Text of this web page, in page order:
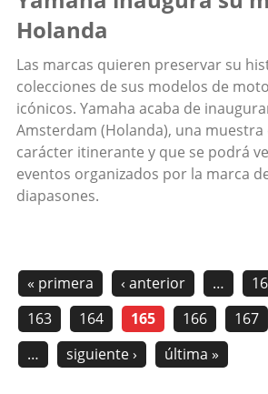
Holanda
Las marcas quieren preservar su
colecciones de sus modelos de
icónicos. Yamaha acaba de
Amsterdam (Holanda), una muestra
carácter itinerante y que se podrá
eventos organizados por la marca
diapasones.
« primera ‹ anterior …
163
164 165 166 167
…
siguiente › última »